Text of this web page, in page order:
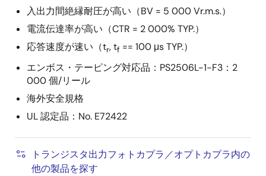
入出力間絶縁耐圧が高い（BV = 5 000 Vr.m.s.）
電流伝達率が高い（CTR = 2 000% TYP.）
応答速度が速い（tr, tf == 100 μs TYP.）
エンボス・テーピング対応品：PS2506L-1-F3：2
000 個/リール
海外安全規格
UL 認定品：No. E72422
トランジスタ出力フォトカプラ／オプトカプラ内の
他の製品を探す